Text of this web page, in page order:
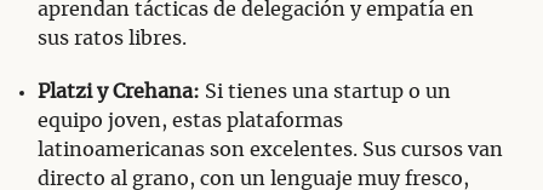
aprendan tácticas de delegación y empatía en
sus ratos libres.
Platzi y Crehana: Si tienes una startup o un
equipo joven, estas plataformas
latinoamericanas son excelentes. Sus cursos van
directo al grano, con un lenguaje muy fresco,